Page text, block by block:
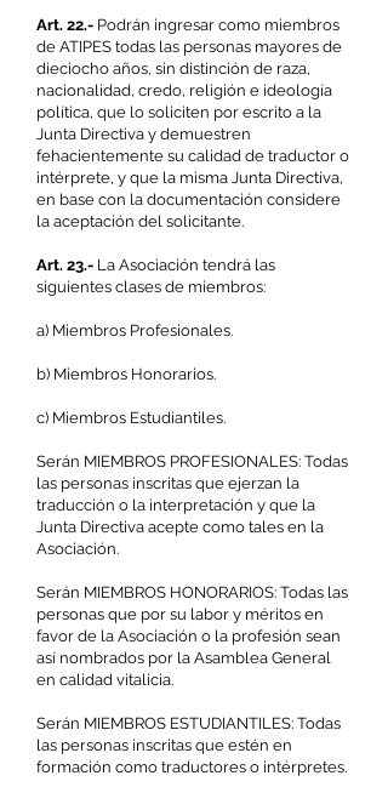
Art. 22.- Podrán ingresar como miembros
de ATIPES todas las personas mayores de
dieciocho años, sin distinción de raza,
nacionalidad, credo, religión e ideología
política, que lo soliciten por escrito a la
Junta Directiva y demuestren
fehacientemente su calidad de traductor o
intérprete, y que la misma Junta Directiva,
en base con la documentación considere
la aceptación del solicitante.
Art. 23.- La Asociación tendrá las
siguientes clases de miembros:
a) Miembros Profesionales.
b) Miembros Honorarios.
c) Miembros Estudiantiles.
Serán MIEMBROS PROFESIONALES: Todas
las personas inscritas que ejerzan la
traducción o la interpretación y que la
Junta Directiva acepte como tales en la
Asociación.
Serán MIEMBROS HONORARIOS: Todas las
personas que por su labor y méritos en
favor de la Asociación o la profesión sean
así nombrados por la Asamblea General
en calidad vitalicia.
Serán MIEMBROS ESTUDIANTILES: Todas
las personas inscritas que estén en
formación como traductores o intérpretes.